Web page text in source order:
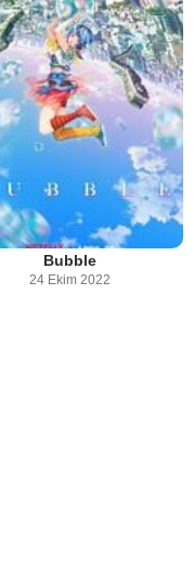
Bubble
24 Ekim 2022